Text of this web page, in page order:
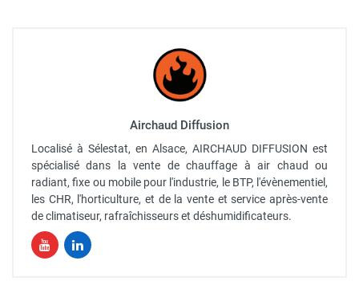
Airchaud Diffusion
Localisé à Sélestat, en Alsace, AIRCHAUD DIFFUSION est
spécialisé dans la vente de chauffage à air chaud ou
radiant, fixe ou mobile pour l'industrie, le BTP, l'évènementiel,
les CHR, l'horticulture, et de la vente et service après-vente
de climatiseur, rafraîchisseurs et déshumidificateurs.